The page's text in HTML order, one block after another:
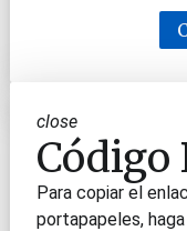
close
Código
Para copiar el
portapapeles,